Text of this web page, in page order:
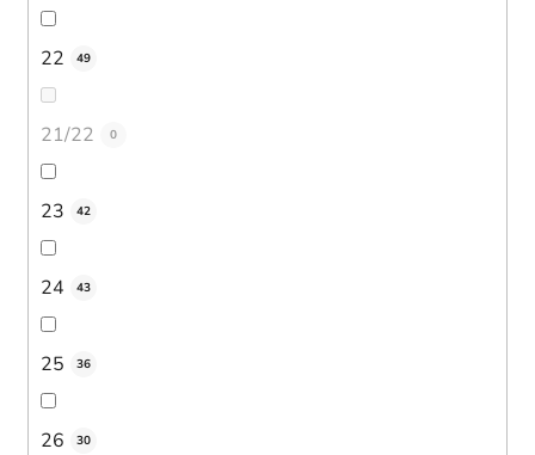
22 49
21/22 0
23 42
24 43
25 36
26 30